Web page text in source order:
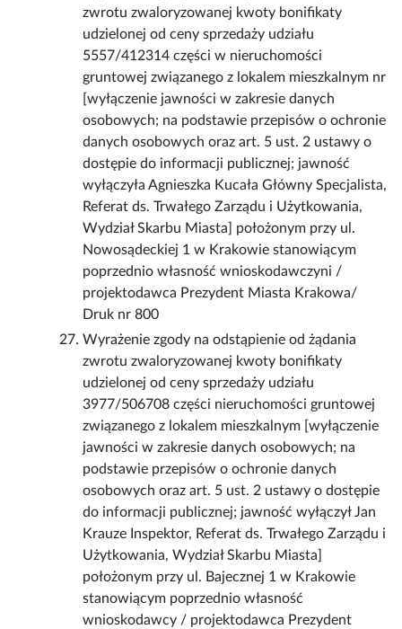
zwrotu zwaloryzowanej kwoty bonifikaty
udzielonej od ceny sprzedaży udziału
5557/412314 części w nieruchomości
gruntowej związanego z lokalem mieszkalnym nr
[wyłączenie jawności w zakresie danych
osobowych; na podstawie przepisów o ochronie
danych osobowych oraz art. 5 ust. 2 ustawy o
dostępie do informacji publicznej; jawność
wyłączyła Agnieszka Kucała Główny Specjalista,
Referat ds. Trwałego Zarządu i Użytkowania,
Wydział Skarbu Miasta] położonym przy ul.
Nowosądeckiej 1 w Krakowie stanowiącym
poprzednio własność wnioskodawczyni /
projektodawca Prezydent Miasta Krakowa/
Druk nr 800
Wyrażenie zgody na odstąpienie od żądania
zwrotu zwaloryzowanej kwoty bonifikaty
udzielonej od ceny sprzedaży udziału
3977/506708 części nieruchomości gruntowej
związanego z lokalem mieszkalnym [wyłączenie
jawności w zakresie danych osobowych; na
podstawie przepisów o ochronie danych
osobowych oraz art. 5 ust. 2 ustawy o dostępie
do informacji publicznej; jawność wyłączył Jan
Krauze Inspektor, Referat ds. Trwałego Zarządu i
Użytkowania, Wydział Skarbu Miasta]
położonym przy ul. Bajecznej 1 w Krakowie
stanowiącym poprzednio własność
wnioskodawcy / projektodawca Prezydent